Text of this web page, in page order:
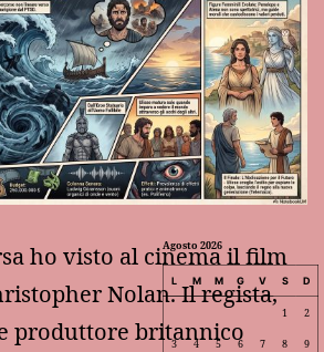
ho visto al cinema il film
Nolan. Il regista,
produttore britannico
Agosto 2026
L M M G V S D
1 2
3 4 5 6 7 8 9